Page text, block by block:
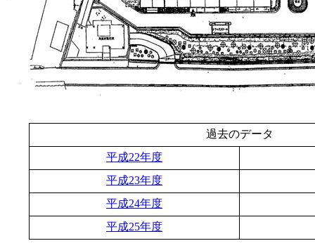
過去のデータ
平成22年度
平成23年度
平成24年度
平成25年度